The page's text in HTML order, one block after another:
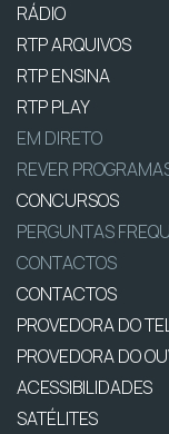
RÁDIO
RTP ARQUIVOS
RTP ENSINA
RTP PLAY
EM DIRETO
REVER
CONCURSOS
PERGUNTAS
CONTACTOS
CONTACTOS
PROVEDORA DO
PROVEDORA DO
ACESSIBILIDADES
SATÉLITES